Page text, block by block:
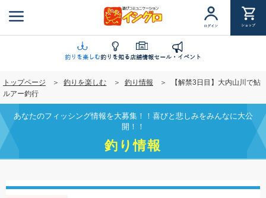
ン
ツ
移
動
ログイン ショップ
釣りを楽しむ釣りを知る店舗情報セール・イベント
トップページ 釣りを楽しむ 釣り情報
【解禁3日目】大内山川で鮎
ルアー釣行
あなたのフィッシング情報を大募集！！喜びと悲しみをみんなに大公
開！！
釣り情報